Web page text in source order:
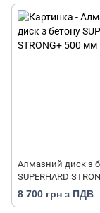
Алмазний диск з
SUPERHARD
8 700 грн з ПДВ